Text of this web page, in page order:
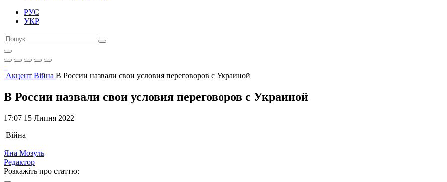
РУС
УКР
Акцент Війна В России назвали свои условия переговоров с Украиной
В России назвали свои условия переговоров с Украиной
17:07 15 Липня 2022
Війна
Яна Мозуль
Редактор
Розкажіть про статтю: